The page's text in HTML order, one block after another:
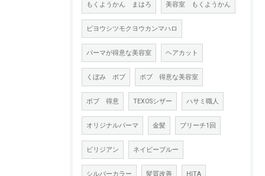
もくようかん まはろ 美容室 もくようかん
ビヨウシツモクヨウカンマハロ
パーマが得意な美容室 ヘアカット
くぼみ ボブ ボブ 得意な美容室
ボブ 得意 TEXOSシザー ハサミ職人
オリジナルパーマ 金髪 ブリーチ1回
ビリジアン ネイビーブルー
シルバーカラー 髪質改善 HITA